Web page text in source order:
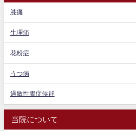
膝痛
生理痛
花粉症
うつ病
過敏性腸症候群
当院について